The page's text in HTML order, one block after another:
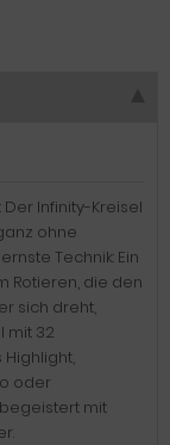
Infinity-Kreisel
ohne
Technik: Ein
Rotieren, die den
sich dreht,
mit 32
oder
mit